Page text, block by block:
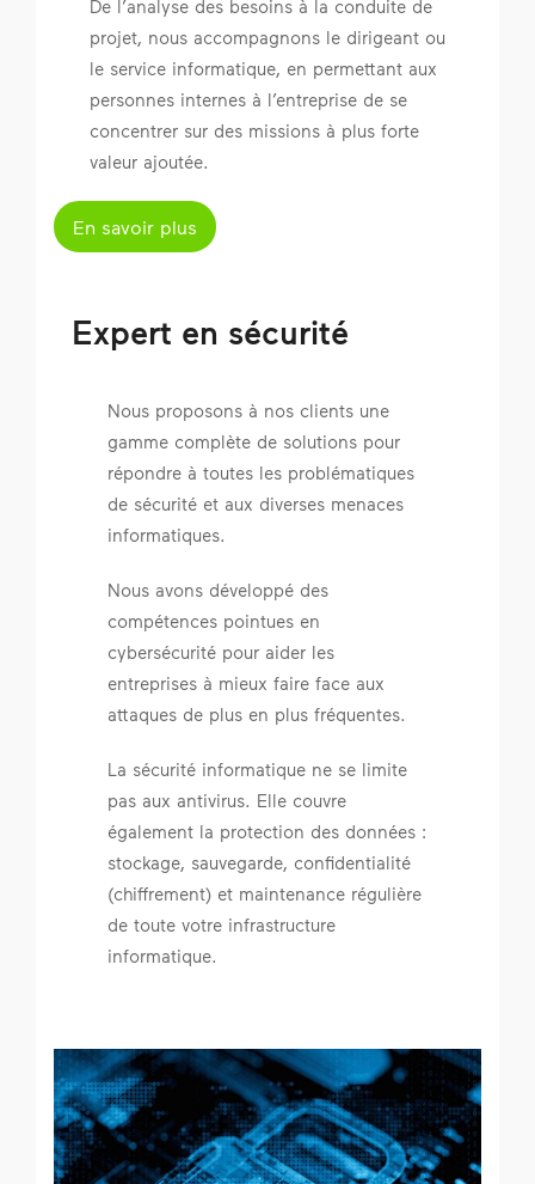
De l’analyse des besoins à la conduite de
projet, nous accompagnons le dirigeant ou
le service informatique, en permettant aux
personnes internes à l’entreprise de se
concentrer sur des missions à plus forte
valeur ajoutée.
En savoir plus
Expert en sécurité
Nous proposons à nos clients une
gamme complète de solutions pour
répondre à toutes les problématiques
de sécurité et aux diverses menaces
informatiques.
Nous avons développé des
compétences pointues en
cybersécurité pour aider les
entreprises à mieux faire face aux
attaques de plus en plus fréquentes.
La sécurité informatique ne se limite
pas aux antivirus. Elle couvre
également la protection des données :
stockage, sauvegarde, confidentialité
(chiffrement) et maintenance régulière
de toute votre infrastructure
informatique.